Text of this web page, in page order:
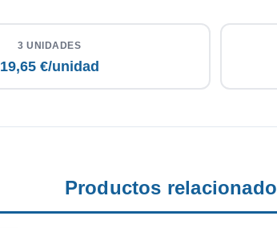
3 UNIDADES
19,65 €/unidad
Productos